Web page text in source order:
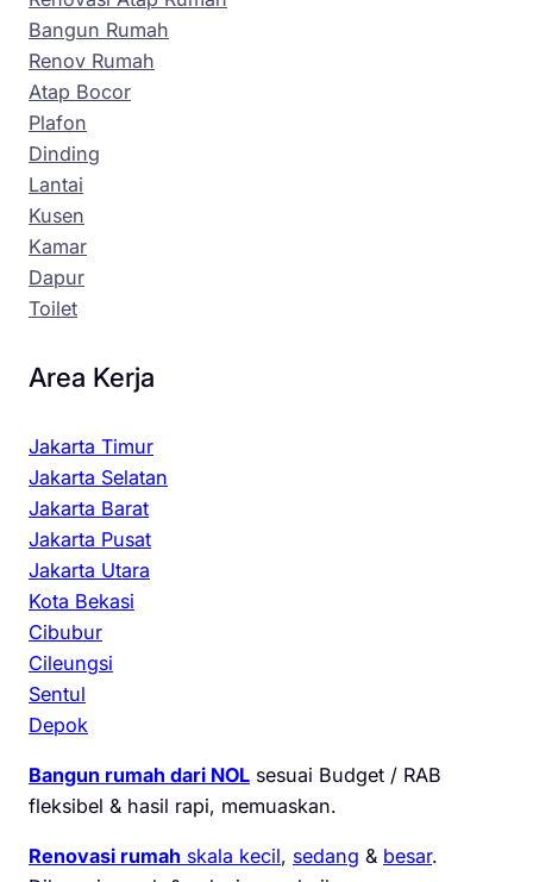
Bangun Rumah
Renov Rumah
Atap Bocor
Plafon
Dinding
Lantai
Kusen
Kamar
Dapur
Toilet
Area Kerja
Jakarta Timur
Jakarta Selatan
Jakarta Barat
Jakarta Pusat
Jakarta Utara
Kota Bekasi
Cibubur
Cileungsi
Sentul
Depok
Bangun rumah dari NOL sesuai Budget / RAB
fleksibel & hasil rapi, memuaskan.
Renovasi rumah skala kecil, sedang & besar.